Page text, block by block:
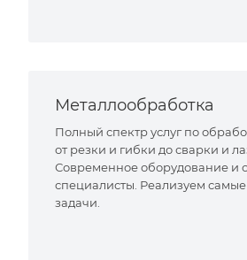
Металлообработка
Полный спектр услуг по
от резки и гибки до сварки и
Современное оборудование и
специалисты. Реализуем
задачи.